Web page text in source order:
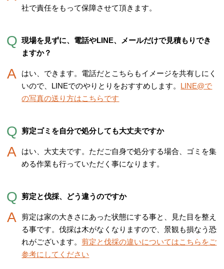
社で責任をもって保障させて頂きます。
現場を見ずに、電話やLINE、メールだけで見積もりでき
ますか？
はい、できます。電話だとこちらもイメージを共有しにく
いので、LINEでのやりとりをおすすめします。 LINE@で
の写真の送り方はこちらです
剪定ゴミを自分で処分しても大丈夫ですか
はい、大丈夫です。ただご自身で処分する場合、ゴミを集
める作業も行っていただく事になります。
剪定と伐採、どう違うのですか
剪定は家の大きさにあった状態にする事と、見た目を整え
る事です。伐採は木がなくなりますので、景観も損なう恐
れがございます。剪定と伐採の違いについてはこちらをご
参考にしてください